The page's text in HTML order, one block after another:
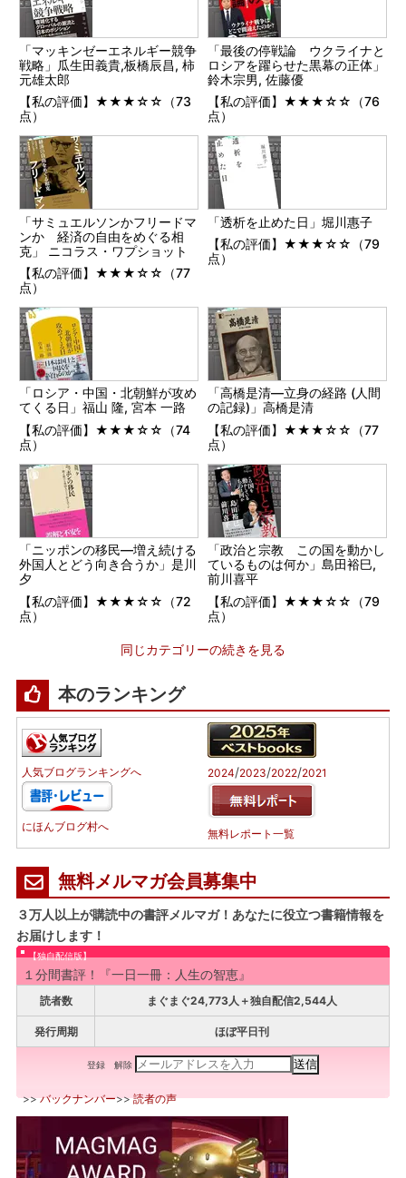
「マッキンゼーエネルギー競争
戦略」瓜生田義貴,板橋辰昌, 柿
元雄太郎
【私の評価】★★★☆☆（73
点）
「最後の停戦論 ウクライナと
ロシアを躍らせた黒幕の正体」
鈴木宗男, 佐藤優
【私の評価】★★★☆☆（76
点）
「サミュエルソンかフリードマ
ンか 経済の自由をめぐる相
克」 ニコラス・ワプショット
【私の評価】★★★☆☆（77
点）
「透析を止めた日」堀川惠子
【私の評価】★★★☆☆（79
点）
「ロシア・中国・北朝鮮が攻め
てくる日」福山 隆, 宮本 一路
【私の評価】★★★☆☆（74
点）
「高橋是清―立身の経路 (人間
の記録)」高橋是清
【私の評価】★★★☆☆（77
点）
「ニッポンの移民―増え続ける
外国人とどう向き合うか」是川
夕
【私の評価】★★★☆☆（72
点）
「政治と宗教 この国を動かし
ているものは何か」島田裕巳,
前川喜平
【私の評価】★★★☆☆（79
点）
同じカテゴリーの続きを見る
本のランキング
人気ブログランキングへ
にほんブログ村へ
2024/2023/2022/2021
無料レポート一覧
無料メルマガ会員募集中
３万人以上が購読中の書評メルマガ！あなたに役立つ書籍情報を
お届けします！
【独自配信版】
１分間書評！『一日一冊：人生の智恵』
読者数 まぐまぐ24,773人＋独自配信2,544人
発行周期 ほぼ平日刊
登録 解除
>>バックナンバー>>読者の声